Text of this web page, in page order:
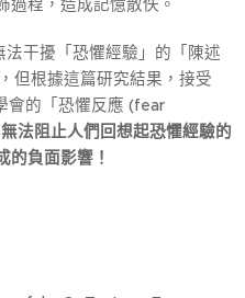
過程，造成記憶散佚。
干擾「恐懼經驗」的「陳述
但根據這篇研究結果，接受
會的「恐懼反應 (fear
法阻止人們回想起恐懼經驗的
的負面影響！